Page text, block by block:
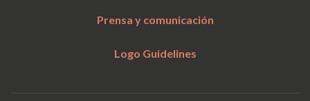
Prensa y comunicación
Logo Guidelines